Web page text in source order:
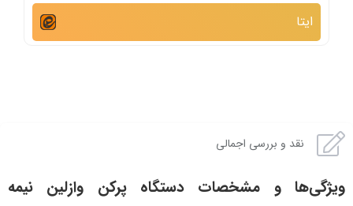
ایتا
نقد و بررسی اجمالی
ویژگی‌ها و مشخصات دستگاه پرکن وازلین نیمه